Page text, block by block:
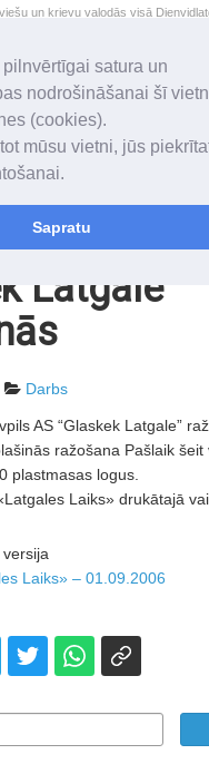
pilnvērtīgai satura un
nodrošināšanai šī
(cookies).
mūsu vietni, jūs
Sapratu
un krievu valodās visā
valodā aptver Daugavpils
Latgale”
Darbs
AS “Glaskek Latgale”
ražošana Pašlaik šeit
plastmasas logus.
Laiks» drukātajā
versija
Laiks» – 01.09.2006